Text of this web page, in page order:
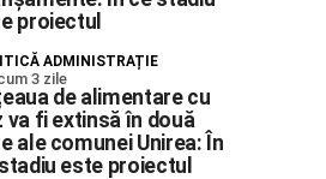
proiectul
ADMINISTRAȚIE
3 zile
de alimentare cu
va fi extinsă în două
ale comunei Unirea: În
este proiectul